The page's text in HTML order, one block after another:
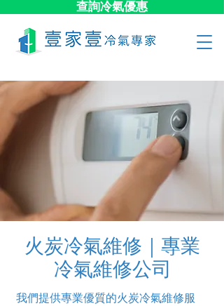
查詢冷氣優惠
火炭冷氣維修｜專業
冷氣維修公司
我們提供專業優質的火炭冷氣維修服